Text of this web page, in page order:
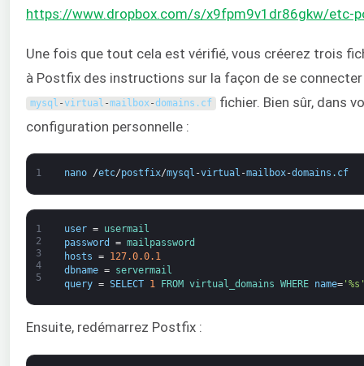
https://www.dropbox.com/s/x9fpm9v1dr86gkw/etc-
Une fois que tout cela est vérifié, vous créerez trois
à Postfix des instructions sur la façon de se
mysql -virtual -mailbox-domains . cf fichier. Bien sûr, dans
configuration personnelle :
1 nano /etc/postfix/mysql -virtual -mailbox-domains . cf
1
2
3
4
5
user =
usermail
password
= mailpassword
hosts =
127.0.0.1
dbname =
servermail
query = SELECT 1 FROM virtual_domains WHERE name=
Ensuite, redémarrez Postfix :